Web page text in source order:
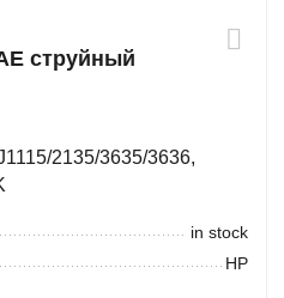
струйный
2135/3635/3636,
in stock
HP